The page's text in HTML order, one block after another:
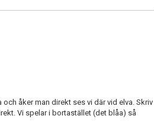
åker man direkt ses vi där vid elva. Skriv
Vi spelar i bortastället (det blåa) så